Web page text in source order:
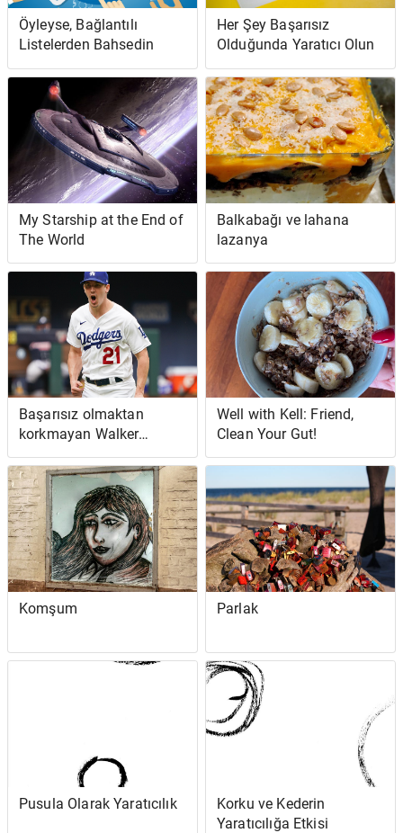
Öyleyse, Bağlantılı
Listelerden Bahsedin
Her Şey Başarısız
Olduğunda Yaratıcı Olun
My Starship at the End of
The World
Balkabağı ve lahana
lazanya
Başarısız olmaktan
korkmayan Walker
Buehler, NLCS Game 6'da
sakince tekrar başardı
Well with Kell: Friend,
Clean Your Gut!
Komşum Parlak
Pusula Olarak Yaratıcılık
Korku ve Kederin
Yaratıcılığa Etkisi